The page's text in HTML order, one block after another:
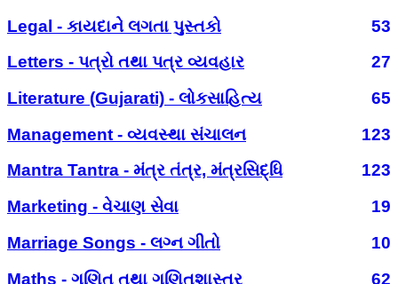
Legal - કાયદાને લગતા પુસ્તકો
53
Letters - પત્રો તથા પત્ર વ્યવહાર
27
Literature (Gujarati) - લોકસાહિત્ય
65
Management - વ્યવસ્થા સંચાલન
123
Mantra Tantra - મંત્ર તંત્ર, મંત્રસિદ્ધિ
123
Marketing - વેચાણ સેવા
19
Marriage Songs - લગ્ન ગીતો
10
Maths - ગણિત તથા ગણિતશાસ્ત્ર
62